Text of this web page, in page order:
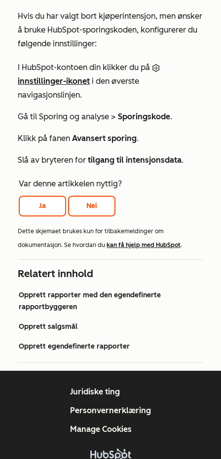
Hvis du har valgt bort kjøperintensjon, men ønsker
å bruke HubSpot-sporingskoden, konfigurerer du
følgende innstillinger:
I HubSpot-kontoen din klikker du på
innstillinger-ikonet i den øverste
navigasjonslinjen.
Gå til Sporing og analyse > Sporingskode.
Klikk på fanen Avansert sporing.
Slå av bryteren for tilgang til intensjonsdata.
Var denne artikkelen nyttig?
Ja Nei
Dette skjemaet brukes kun for tilbakemeldinger om
dokumentasjon. Se hvordan du kan få hjelp med HubSpot.
Relatert innhold
Opprett rapporter med den egendefinerte
rapportbyggeren
Opprett salgsmål
Opprett egendefinerte rapporter
Juridiske ting
Personvernerklæring
Manage Cookies